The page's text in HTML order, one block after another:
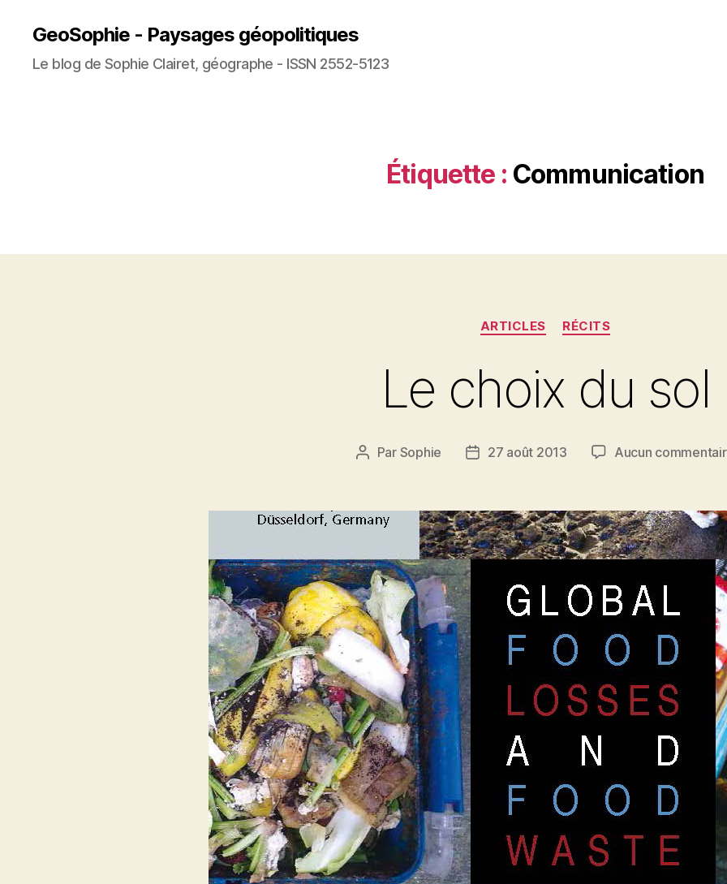
GeoSophie - Paysages géopolitiques
Le blog de Sophie Clairet, géographe - ISSN 2552-5123
Étiquette : Communication
Catégories
ARTICLES RÉCITS
Le choix du sol
Auteur
Par Sophie
Date27 août 2013 Aucun